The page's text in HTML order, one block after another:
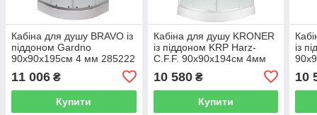
Кабіна для душу BRAVO із
піддоном Gardno
90x90x195см 4 мм 285222
11 006 ₴
Купити
Кабіна для душу KRONER
із піддоном KRP Harz-
C.F.F. 90x90x194см 4мм
10 580₴
Купити
із
10